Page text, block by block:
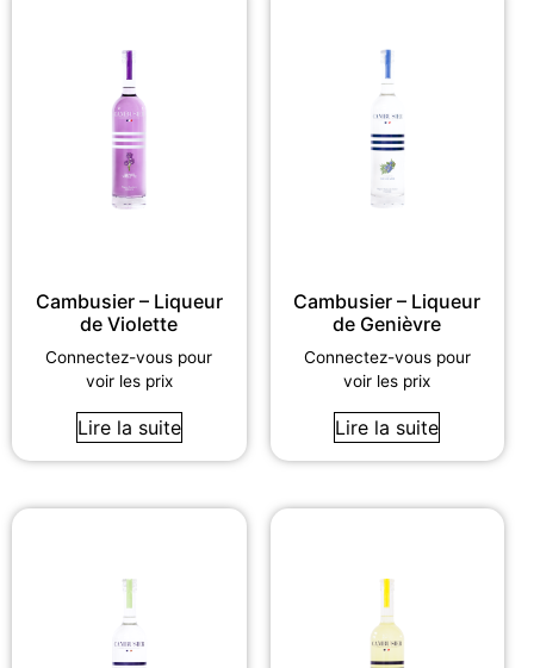
Cambusier – Liqueur
de Violette
Connectez-vous pour
voir les prix
Lire la suite
Cambusier – Liqueur
de Genièvre
Connectez-vous pour
voir les prix
Lire la suite